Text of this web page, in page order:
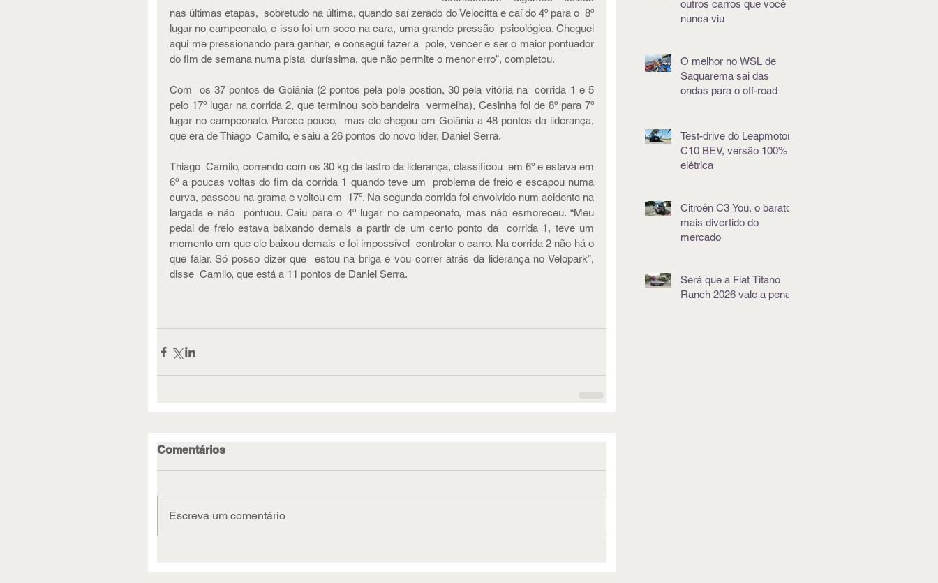
nas últimas etapas,  sobretudo na última, quando saí zerado do Velocitta e caí do 4º para o  8º
lugar no campeonato, e isso foi um soco na cara, uma grande pressão  psicológica. Cheguei
aqui me pressionando para ganhar, e consegui fazer a  pole, vencer e ser o maior pontuador
do fim de semana numa pista  duríssima, que não permite o menor erro”, completou.
Com  os 37 pontos de Goiânia (2 pontos pela pole postion, 30 pela vitória na  corrida 1 e 5
pelo 17º lugar na corrida 2, que terminou sob bandeira  vermelha), Cesinha foi de 8º para 7º
lugar no campeonato. Parece pouco,  mas ele chegou em Goiânia a 48 pontos da liderança,
que era de Thiago  Camilo, e saiu a 26 pontos do novo líder, Daniel Serra.
Thiago  Camilo, correndo com os 30 kg de lastro da liderança, classificou  em 6º e estava em
6º a poucas voltas do fim da corrida 1 quando teve um  problema de freio e escapou numa
curva, passeou na grama e voltou em  17º. Na segunda corrida foi envolvido num acidente na
largada e não  pontuou. Caiu para o 4º lugar no campeonato, mas não esmoreceu. “Meu
pedal de freio estava baixando demais a partir de um certo ponto da  corrida 1, teve um
momento em que ele baixou demais e foi impossível  controlar o carro. Na corrida 2 não há o
que falar. Só posso dizer que  estou na briga e vou correr atrás da liderança no Velopark”,
disse  Camilo, que está a 11 pontos de Daniel Serra.
Comentários
Escreva um comentário
outros carros que você
nunca viu
O melhor no WSL de
Saquarema sai das
ondas para o off-road
Test-drive do Leapmotor
C10 BEV, versão 100%
elétrica
Citroën C3 You, o barato
mais divertido do
mercado
Será que a Fiat Titano
Ranch 2026 vale a pena?